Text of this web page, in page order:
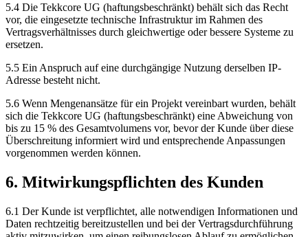
5.4 Die Tekkcore UG (haftungsbeschränkt) behält sich das Recht
vor, die eingesetzte technische Infrastruktur im Rahmen des
Vertragsverhältnisses durch gleichwertige oder bessere Systeme zu
ersetzen.
5.5 Ein Anspruch auf eine durchgängige Nutzung derselben IP-
Adresse besteht nicht.
5.6 Wenn Mengenansätze für ein Projekt vereinbart wurden, behält
sich die Tekkcore UG (haftungsbeschränkt) eine Abweichung von
bis zu 15 % des Gesamtvolumens vor, bevor der Kunde über diese
Überschreitung informiert wird und entsprechende Anpassungen
vorgenommen werden können.
6. Mitwirkungspflichten des Kunden
6.1 Der Kunde ist verpflichtet, alle notwendigen Informationen und
Daten rechtzeitig bereitzustellen und bei der Vertragsdurchführung